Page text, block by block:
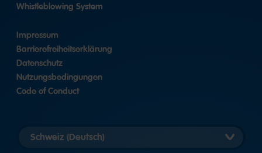
Whistleblowing System
Impressum
Barrierefreiheitserklärung
Datenschutz
Nutzungsbedingungen
Code of Conduct
Länderversion
auswählen